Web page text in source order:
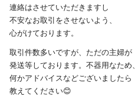
連絡はさせていただきますし
不安なお取引をさせないよう、
心がけております。
取引件数多いですが、ただの主婦が
発送等しております。不器用なため、
何かアドバイスなどございましたら
教えてください😊